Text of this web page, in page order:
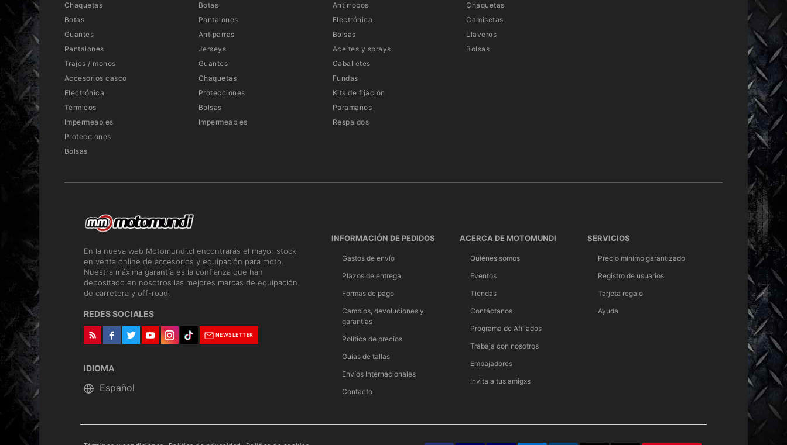
Chaquetas
Botas
Guantes
Pantalones
Trajes / monos
Accesorios casco
Electrónica
Térmicos
Impermeables
Protecciones
Bolsas
Botas
Pantalones
Antiparras
Jerseys
Guantes
Chaquetas
Protecciones
Bolsas
Impermeables
Antirrobos
Electrónica
Bolsas
Aceites y sprays
Caballetes
Fundas
Kits de fijación
Paramanos
Respaldos
Chaquetas
Camisetas
Llaveros
Bolsas
En la nueva web Motomundi.cl encontrarás el mayor stock
en venta online de accesorios y equipación para moto.
Nuestra máxima garantía es la confianza que han
depositado en nosotros las mejores marcas de equipación
de carretera y off-road.
REDES SOCIALES
NEWSLETTER
IDIOMA
INFORMACIÓN DE PEDIDOS
Gastos de envío
Plazos de entrega
Formas de pago
Cambios, devoluciones y
garantías
Política de precios
Guías de tallas
Envíos Internacionales
Contacto
ACERCA DE MOTOMUNDI
Quiénes somos
Eventos
Tiendas
Contáctanos
Programa de Afiliados
Trabaja con nosotros
Embajadores
Invita a tus amigxs
SERVICIOS
Precio mínimo garantizado
Registro de usuarios
Tarjeta regalo
Ayuda